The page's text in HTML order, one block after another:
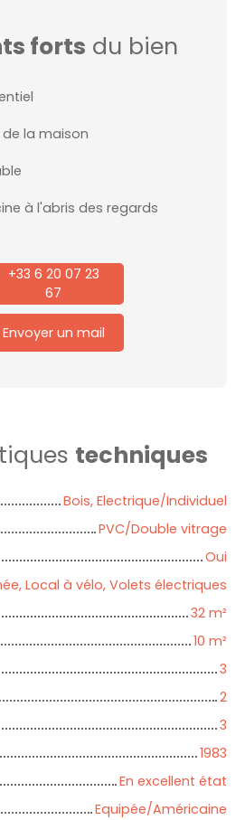
forts du bien
la maison
à l'abris des regards
+33 6 20 07 23
67
Envoyer un mail
techniques
Bois, Electrique/Individuel
PVC/Double vitrage
Oui
Local à vélo, Volets électriques
32 m²
10 m²
3
2
3
1983
En excellent état
Equipée/Américaine